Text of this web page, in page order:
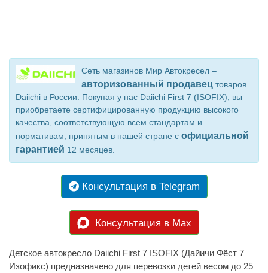
Сеть магазинов Мир Автокресел –
авторизованный продавец товаров
Daiichi в России. Покупая у нас Daiichi First 7 (ISOFIX), вы
приобретаете сертифицированную продукцию высокого
качества, соответствующую всем стандартам и
нормативам, принятым в нашей стране с официальной
гарантией 12 месяцев.
Консультация в Telegram
Консультация в Max
Детское автокресло Daiichi First 7 ISOFIX (Дайичи Фёст 7
Изофикс) предназначено для перевозки детей весом до 25